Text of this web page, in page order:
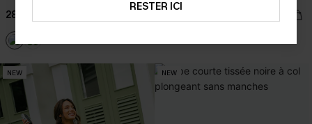
28,00 €
NEW NEW
RESTER ICI